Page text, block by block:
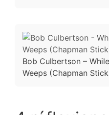
Bob Culbertson –
Weeps (Chapman